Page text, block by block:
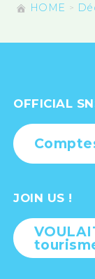
HOME
OFFICIAL
JOIN US !